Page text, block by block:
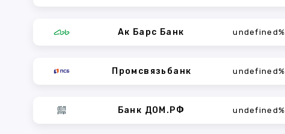
Ак Барс Банк undefined%
Промсвязьбанк undefined%
Банк ДОМ.РФ undefined%